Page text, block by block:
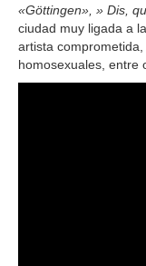
«Göttingen», » Dis,
ciudad muy ligada a
artista
homosexuales, entre